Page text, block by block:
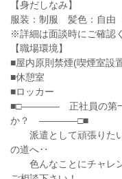
【身だしなみ】
服装：制服 髪色：自由
※詳細は面談時にご確認
【職場環境】
■屋内原則禁煙(喫煙室設
■休憩室
■ロッカー
■□―――― 正社員の第一
か？ ――――□■
派遣として頑張りたい
の道へ‥
色んなことにチャレン